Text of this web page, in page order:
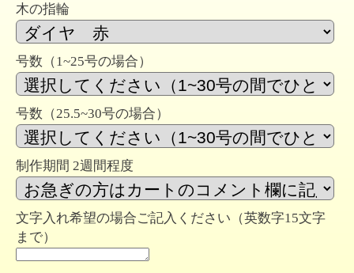
木の指輪
号数（1~25号の場合）
号数（25.5~30号の場合）
制作期間 2週間程度
文字入れ希望の場合ご記入ください（英数字15文字
まで）